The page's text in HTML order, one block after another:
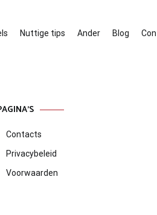
Nuttige tips Ander Blog
Contacts
Privacybeleid
Voorwaarden